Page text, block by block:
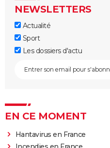
NEWSLETTERS
Actualité
Sport
Les dossiers d'actu
EN CE MOMENT
Hantavirus en France